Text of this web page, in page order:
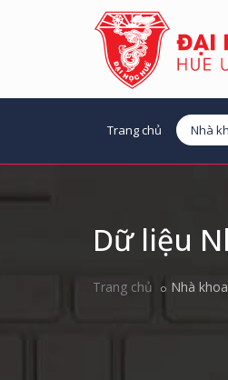
Trang chủ Nhà
Dữ liệu
Trang chủ Nhà